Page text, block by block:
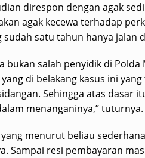
direspon dengan agak
agak kecewa terhadap
satu tahun hanya jalan
bukan salah penyidik di
di belakang kasus ini
Sehingga atas dasar
menanganinya,” tuturnya.
menurut beliau
Sampai resi pembayaran